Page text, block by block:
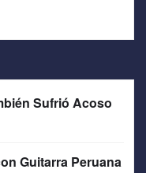
Sufrió Acoso
Guitarra Peruana